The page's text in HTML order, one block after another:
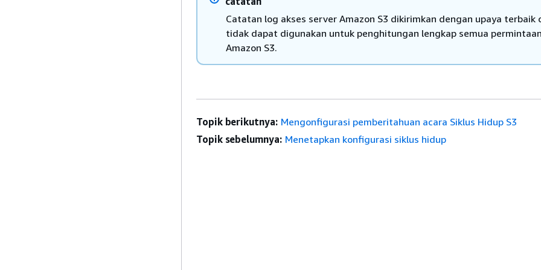
Catatan log akses server Amazon S3 dikirimkan dengan upaya terbaik
tidak dapat digunakan untuk penghitungan lengkap semua permintaan
Amazon S3.
Topik berikutnya: Mengonfigurasi pemberitahuan acara Siklus Hidup S3
Topik sebelumnya: Menetapkan konfigurasi siklus hidup